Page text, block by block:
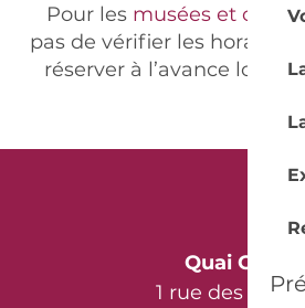
Pour les musées et
pas de vérifier les horaires
réserver à l’avance
Quai Cyrano
1 rue des